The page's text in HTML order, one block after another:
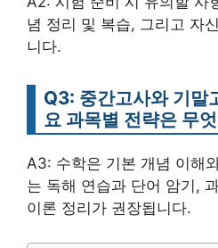
념 정리 및 복습, 그리고 자
니다.
Q3: 중간고사와 기말
요 과목별 전략은 무
A3: 수학은 기본 개념 이해
는 독해 연습과 단어 암기,
이론 정리가 권장됩니다.